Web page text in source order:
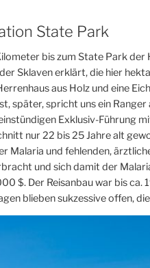
State Park
bis zum State Park
Sklaven erklärt, die hier
aus Holz und eine
später, spricht uns ein
Exklusiv-Führung
nur 22 bis 25 Jahre alt
Malaria und fehlenden,
und sich damit der
$. Der Reisanbau war bis
blieben sukzessive offen,